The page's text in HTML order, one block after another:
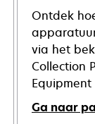
Ontdek
via het
Collection
Ga naar